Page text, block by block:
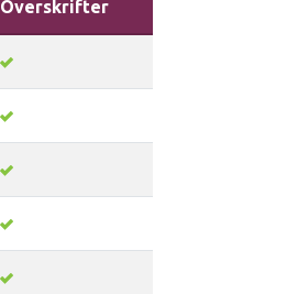
Overskrifter